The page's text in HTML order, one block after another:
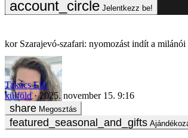
Jelentkezz be!
Szarajevó-szafari: nyomozást indít a
Takács Lili
külföld
2025. november 15. 9:16
Megosztás